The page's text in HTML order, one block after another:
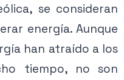
se consideran
energía. Aunque
han atraído a los
tiempo, no son